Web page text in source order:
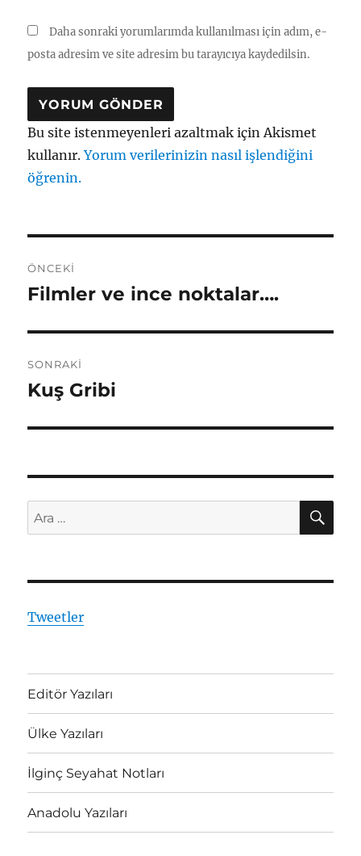
Daha sonraki yorumlarımda kullanılması için adım, e-
posta adresim ve site adresim bu tarayıcıya kaydedilsin.
Bu site istenmeyenleri azaltmak için Akismet
kullanır.Yorum verilerinizin nasıl işlendiğini
öğrenin.
gezinmesi
ÖNCEKI
Önceki
Filmler ve ince noktalar….
SONRAKI
Sonraki
Kuş Gribi
Ara:
Tweetler
Editör Yazıları
Ülke Yazıları
İlginç Seyahat Notları
Anadolu Yazıları